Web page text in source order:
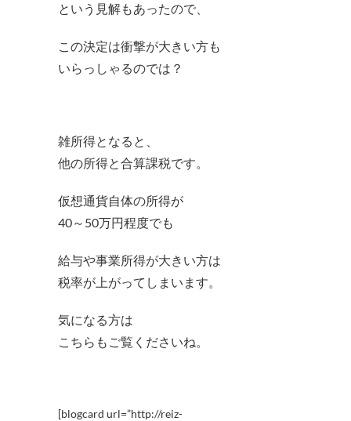
という見解もあったので、
この決定は衝撃が大きい方も
いらっしゃるのでは？
雑所得となると、
他の所得と合算課税です。
仮想通貨自体の所得が
40～50万円程度でも
給与や事業所得が大きい方は
税率が上がってしまいます。
気になる方は
こちらもご覧くださいね。
[blogcard url=”http://reiz-